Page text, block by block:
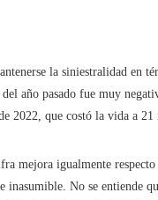
la siniestralidad en
año pasado fue muy
2022, que costó la vida a 21
mejora igualmente
inasumible. No se entiende